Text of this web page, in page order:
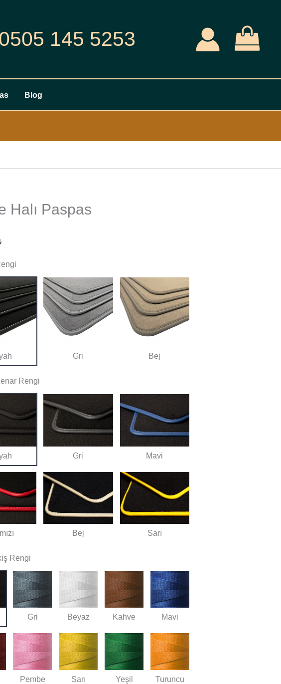
145 5253
Blog
Halı Paspas
Gri Bej
Rengi
Gri Mavi
Bej Sarı
Rengi
Gri Beyaz Kahve Mavi
Pembe Sarı Yeşil Turuncu